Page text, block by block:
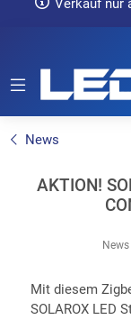
Verkauf nur
News
AKTION!
News
Mit diesem
SOLAROX LED